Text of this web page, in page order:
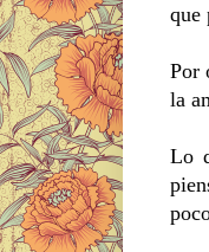
que
Por
la
Lo